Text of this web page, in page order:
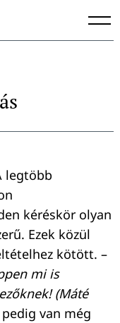
legtöbb
kéréskör olyan
Ezek közül
kötött. –
mi is
(Máté
van még